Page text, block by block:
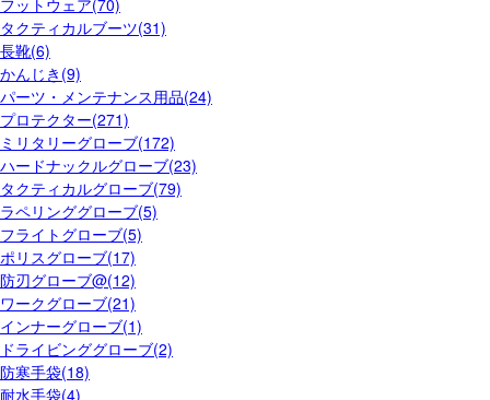
タクティカルブーツ(31)
長靴(6)
かんじき(9)
パーツ・メンテナンス用品(24)
プロテクター(271)
ミリタリーグローブ(172)
ハードナックルグローブ(23)
タクティカルグローブ(79)
ラペリンググローブ(5)
フライトグローブ(5)
ポリスグローブ(17)
防刃グローブ@(12)
ワークグローブ(21)
インナーグローブ(1)
ドライビンググローブ(2)
防寒手袋(18)
耐水手袋(4)